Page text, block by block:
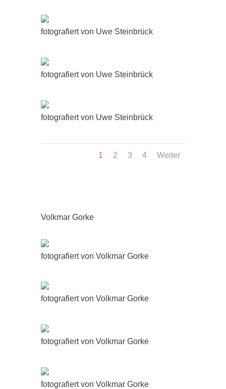
fotografiert von Uwe Steinbrück
fotografiert von Uwe Steinbrück
fotografiert von Uwe Steinbrück
1 2 3 4 Weiter
Volkmar Gorke
fotografiert von Volkmar Gorke
fotografiert von Volkmar Gorke
fotografiert von Volkmar Gorke
fotografiert von Volkmar Gorke